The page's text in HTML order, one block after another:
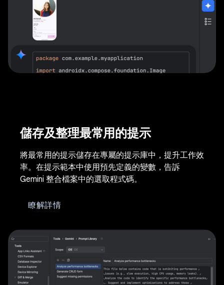
儲存及整理最常用的提示
將最常用的提示儲存在專屬的提示庫中，提升工作效
率。在提示範本中使用預先定義的變數，告訴
Gemini 整合檔案中的選取程式碼。
瞭解詳情